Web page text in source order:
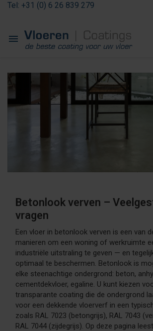
Tel: +31 (0) 6 26 839 279
menu
Betonlook verven –
vragen
Een vloer in betonlook verven is een van
manieren om een woning of werkruimte
industriële uitstraling te geven — en
optimaal te beschermen. Betonlook is
elke steenachtige ondergrond: beton,
cementdekvloer, egaline. U kunt kiezen
transparante coating die de ondergrond
voor een dekkende vloerverf in een
zoals RAL 7023 (betongrijs), RAL 7043
RAL 7044 (zijdegrijs). Op deze pagina